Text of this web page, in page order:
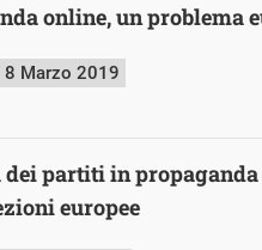
online, un problema
8 Marzo 2019
dei partiti in
europee